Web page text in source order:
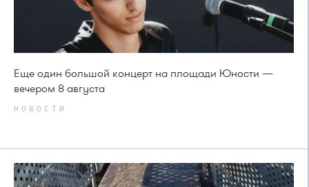
Еще один большой концерт на площади Юности —
вечером 8 августа
НОВОСТИ